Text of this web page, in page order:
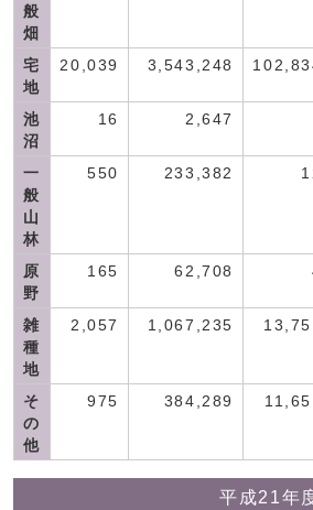
般
畑
宅
地
20,039 3,543,248
池
沼
16 2,647
一
般
山
林
550 233,382
原
野
165 62,708
雑
種
地
2,057 1,067,235
そ
の
他
975 384,289
平成21年